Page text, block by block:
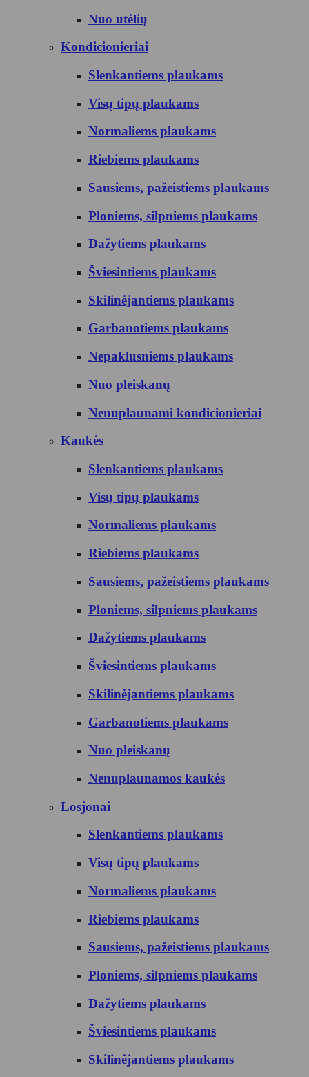
Nuo utėlių
Kondicionieriai
Slenkantiems plaukams
Visų tipų plaukams
Normaliems plaukams
Riebiems plaukams
Sausiems, pažeistiems plaukams
Ploniems, silpniems plaukams
Dažytiems plaukams
Šviesintiems plaukams
Skilinėjantiems plaukams
Garbanotiems plaukams
Nepaklusniems plaukams
Nuo pleiskanų
Nenuplaunami kondicionieriai
Kaukės
Slenkantiems plaukams
Visų tipų plaukams
Normaliems plaukams
Riebiems plaukams
Sausiems, pažeistiems plaukams
Ploniems, silpniems plaukams
Dažytiems plaukams
Šviesintiems plaukams
Skilinėjantiems plaukams
Garbanotiems plaukams
Nuo pleiskanų
Nenuplaunamos kaukės
Losjonai
Slenkantiems plaukams
Visų tipų plaukams
Normaliems plaukams
Riebiems plaukams
Sausiems, pažeistiems plaukams
Ploniems, silpniems plaukams
Dažytiems plaukams
Šviesintiems plaukams
Skilinėjantiems plaukams